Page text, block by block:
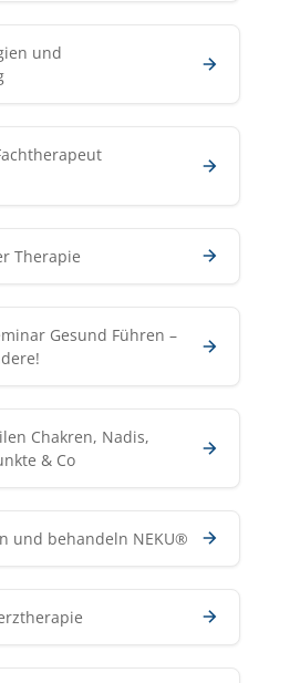
und
Therapie
Gesund Führen –
Chakren, Nadis,
& Co
und behandeln NEKU®